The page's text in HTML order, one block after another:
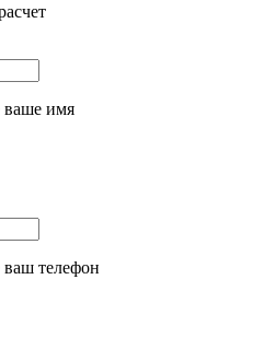
ваше имя
телефон